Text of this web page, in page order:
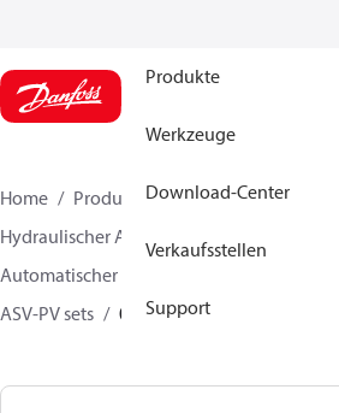
Produkte
Werkzeuge
Download-Center
Verkaufsstellen
Support
Home Produkte
Lösung für
Hydraulischer Abgleich und Regelung
Automatischer Abgleich
ASV-PV sets
003Z5696